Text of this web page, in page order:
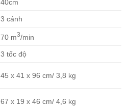
40cm
3 cánh
70 m3/min
3 tốc độ
45 x 41 x 96 cm/ 3,8 kg
67 x 19 x 46 cm/ 4,6 kg